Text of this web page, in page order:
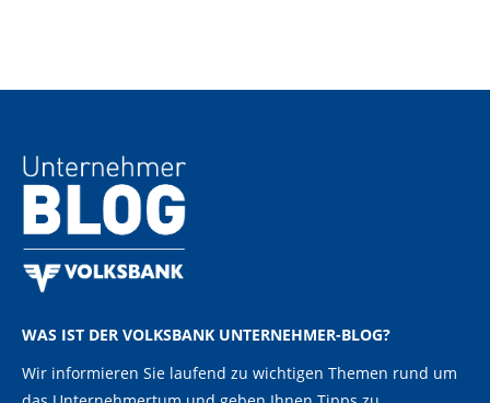
WAS IST DER VOLKSBANK UNTERNEHMER-BLOG?
Wir informieren Sie laufend zu wichtigen Themen rund um